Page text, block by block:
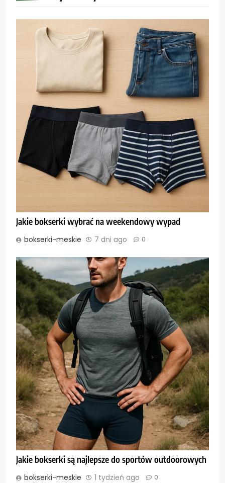
Jakie bokserki wybrać na weekendowy wypad
bokserki-meskie 7 dni ago 0
Jakie bokserki są najlepsze do sportów outdoorowych
bokserki-meskie 1 tydzień ago 0